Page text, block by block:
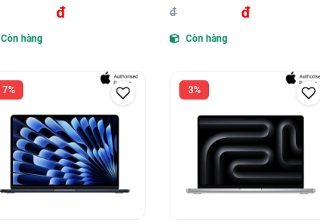
đ
Còn hàng
đ
đ
Còn hàng
7% 3%